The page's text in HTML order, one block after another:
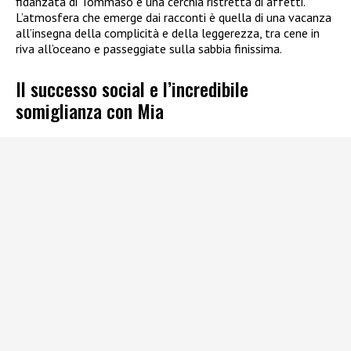
L’atmosfera che emerge dai racconti è quella di una vacanza
all’insegna della complicità e della leggerezza, tra cene in
riva all’oceano e passeggiate sulla sabbia finissima.
Il successo social e l’incredibile
somiglianza con Mia